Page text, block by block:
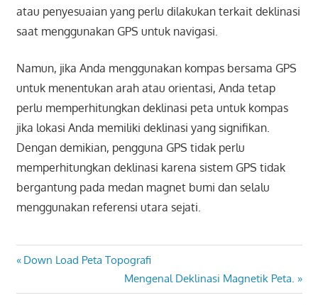
atau penyesuaian yang perlu dilakukan terkait deklinasi
saat menggunakan GPS untuk navigasi.
Namun, jika Anda menggunakan kompas bersama GPS
untuk menentukan arah atau orientasi, Anda tetap
perlu memperhitungkan deklinasi peta untuk kompas
jika lokasi Anda memiliki deklinasi yang signifikan.
Dengan demikian, pengguna GPS tidak perlu
memperhitungkan deklinasi karena sistem GPS tidak
bergantung pada medan magnet bumi dan selalu
menggunakan referensi utara sejati.
Post
navigation
Previous
Down Load Peta Topografi
Next
Post:
Mengenal Deklinasi Magnetik Peta.